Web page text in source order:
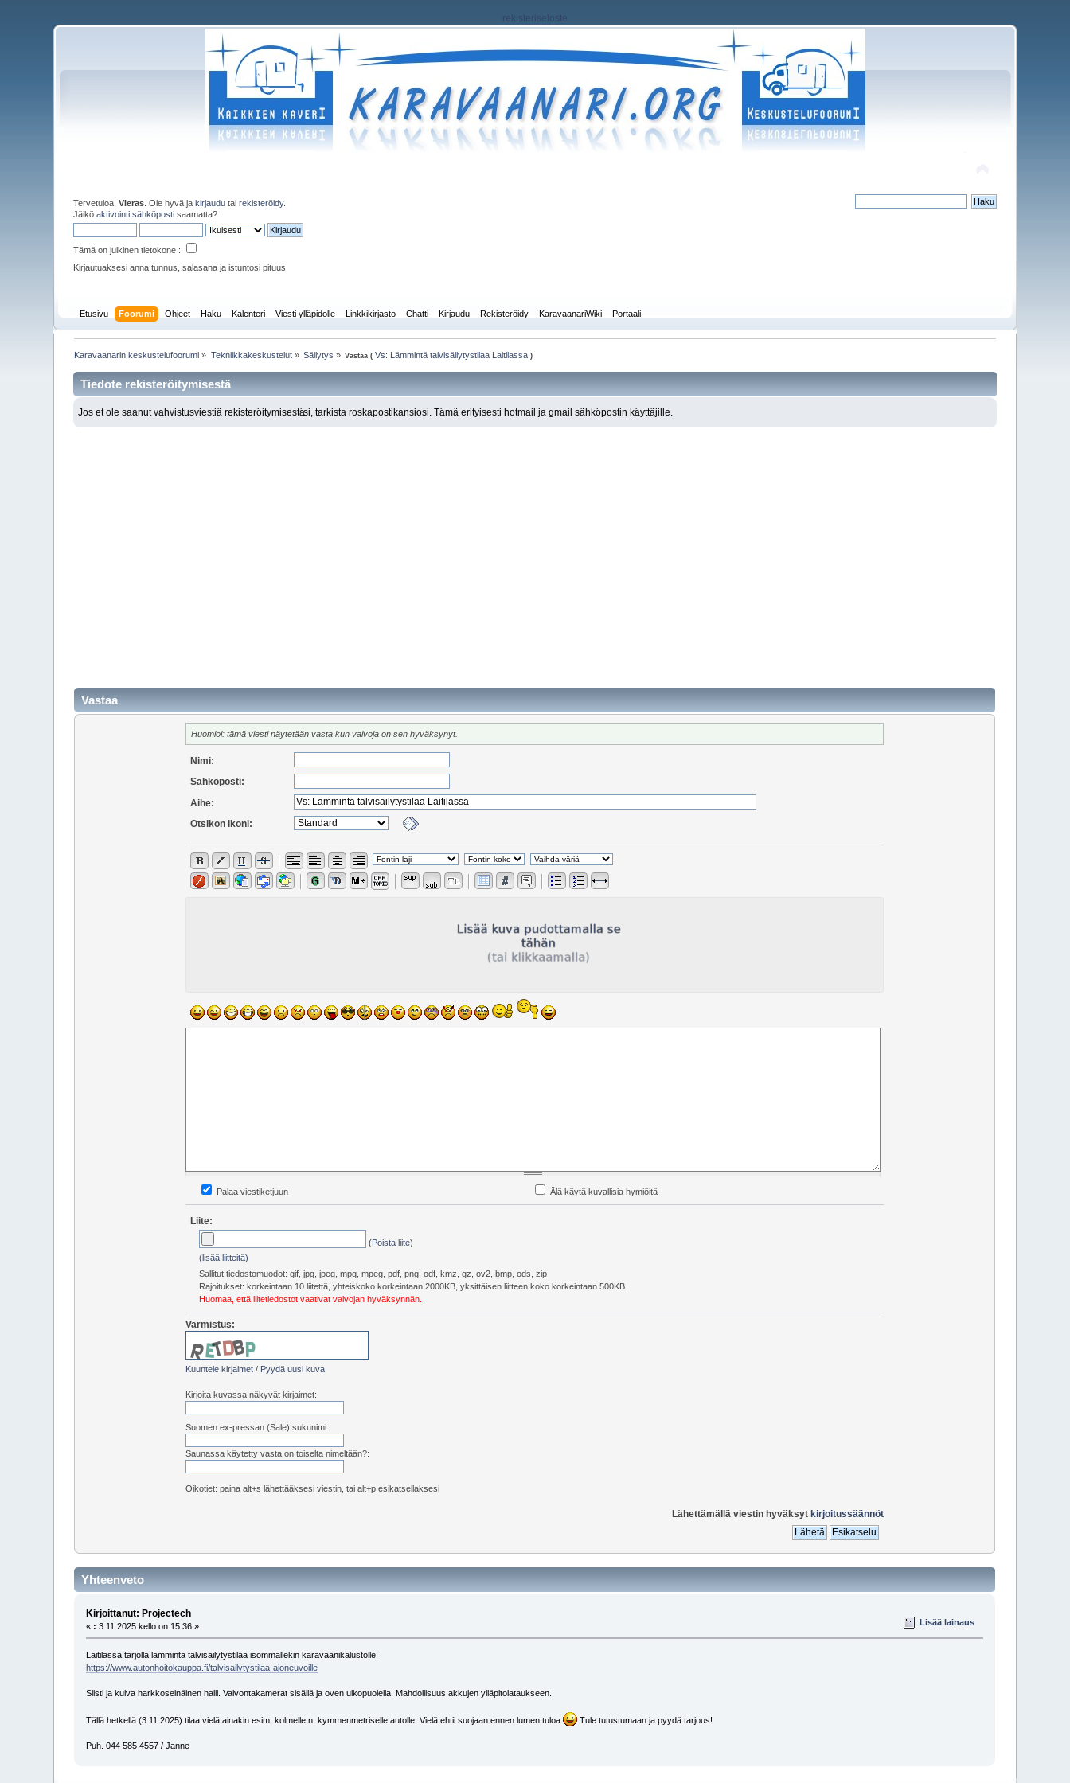
rekisteriseloste
Tervetuloa,Vieras . Ole hyvä jakirjaudu tairekisteröidy.
Jäiköaktivointi sähköposti saamatta?
Tämä on julkinen tietokone :
Kirjautuaksesi anna tunnus, salasana ja istuntosi pituus
Etusivu Foorumi Ohjeet Haku Kalenteri Viesti ylläpidolle Linkkikirjasto Chatti Kirjaudu Rekisteröidy KaravaanariWiki Portaali
Karavaanarin keskustelufoorumi » Tekniikkakeskustelut» Säilytys » Vastaa (Vs: Lämmintä talvisäilytystilaa Laitilassa )
Tiedote rekisteröitymisestä
Jos et ole saanut vahvistusviestiä rekisteröitymisestäsi, tarkista roskapostikansiosi. Tämä erityisesti hotmail ja gmail sähköpostin käyttäjille.
Vastaa
Huomioi: tämä viesti näytetään vasta kun valvoja on sen hyväksynyt.
Nimi:
Sähköposti:
Aihe:
Otsikon ikoni:
Palaa viestiketjuun Älä käytä kuvallisia hymiöitä
Liite:
(Poista liite)
(lisää liitteitä)
Sallitut tiedostomuodot: gif, jpg, jpeg, mpg, mpeg, pdf, png, odf, kmz, gz, ov2, bmp, ods, zip
Rajoitukset: korkeintaan 10 liitettä, yhteiskoko korkeintaan 2000KB, yksittäisen liitteen koko korkeintaan 500KB
Huomaa, että liitetiedostot vaativat valvojan hyväksynnän.
Varmistus:
Kuuntele kirjaimet / Pyydä uusi kuva
Kirjoita kuvassa näkyvät kirjaimet:
Suomen ex-pressan (Sale) sukunimi:
Saunassa käytetty vasta on toiselta nimeltään?:
Oikotiet: paina alt+s lähettääksesi viestin, tai alt+p esikatsellaksesi
Lähettämällä viestin hyväksytkirjoitussäännöt
Yhteenveto
Kirjoittanut: Projectech
« : 3.11.2025 kello on 15:36 » Lisää lainaus
Laitilassa tarjolla lämmintä talvisäilytystilaa isommallekin karavaanikalustolle:
https://www.autonhoitokauppa.fi/talvisailytystilaa-ajoneuvoille
Siisti ja kuiva harkkoseinäinen halli. Valvontakamerat sisällä ja oven ulkopuolella. Mahdollisuus akkujen ylläpitolataukseen.
Tällä hetkellä (3.11.2025) tilaa vielä ainakin esim. kolmelle n. kymmenmetriselle autolle. Vielä ehtii suojaan ennen lumen tuloa Tule tutustumaan ja pyydä tarjous!
Puh. 044 585 4557 / Janne